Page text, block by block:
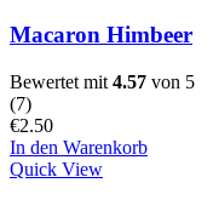
Macaron Himbeer
Bewertet mit 4.57 von 5
(7)
€2.50
In den Warenkorb
Quick View